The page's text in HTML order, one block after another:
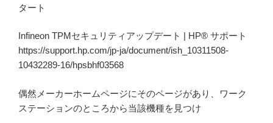
タート
Infineon TPMセキュリティアップデート | HP® サポート
https://support.hp.com/jp-ja/document/ish_10311508-
10432289-16/hpsbhf03568
偶然メーカーホームページにそのページがあり、ワーク
ステーションのところから当該機種を見つけ